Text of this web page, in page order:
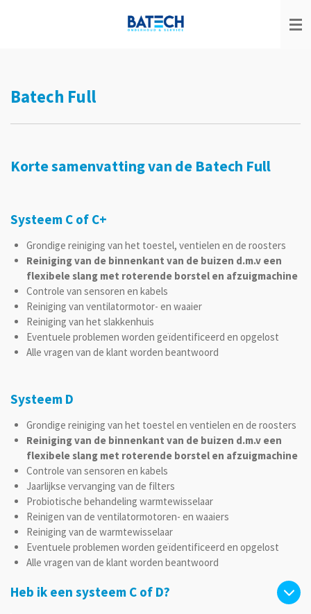
Batech Full
Korte samenvatting van de Batech Full
Systeem C of C+
Grondige reiniging van het toestel, ventielen en de roosters
Reiniging van de binnenkant van de buizen d.m.v een
flexibele slang met roterende borstel en afzuigmachine
Controle van sensoren en kabels
Reiniging van ventilatormotor- en waaier
Reiniging van het slakkenhuis
Eventuele problemen worden geïdentificeerd en opgelost
Alle vragen van de klant worden beantwoord
Systeem D
Grondige reiniging van het toestel en ventielen en de roosters
Reiniging van de binnenkant van de buizen d.m.v een
flexibele slang met roterende borstel en afzuigmachine
Controle van sensoren en kabels
Jaarlijkse vervanging van de filters
Probiotische behandeling warmtewisselaar
Reinigen van de ventilatormotoren- en waaiers
Reiniging van de warmtewisselaar
Eventuele problemen worden geïdentificeerd en opgelost
Alle vragen van de klant worden beantwoord
Heb ik een systeem C of D?